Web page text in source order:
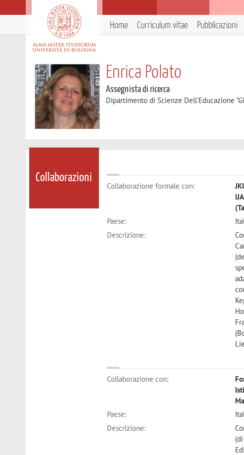
Home Curriculum vitae Pubblicazioni
Enrica Polato
Assegnista di ricerca
Dipartimento di Scienze Dell'Educazione
Collaborazioni
Collaborazione formale con:
Paese:
Descrizione:
Collaborazione con:
Paese:
Descrizione: